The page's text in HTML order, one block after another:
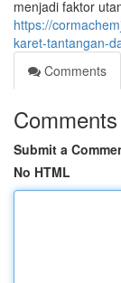
menjadi faktor
https://
karet-tantangan-
Comments
Comments
Submit a
No HTML